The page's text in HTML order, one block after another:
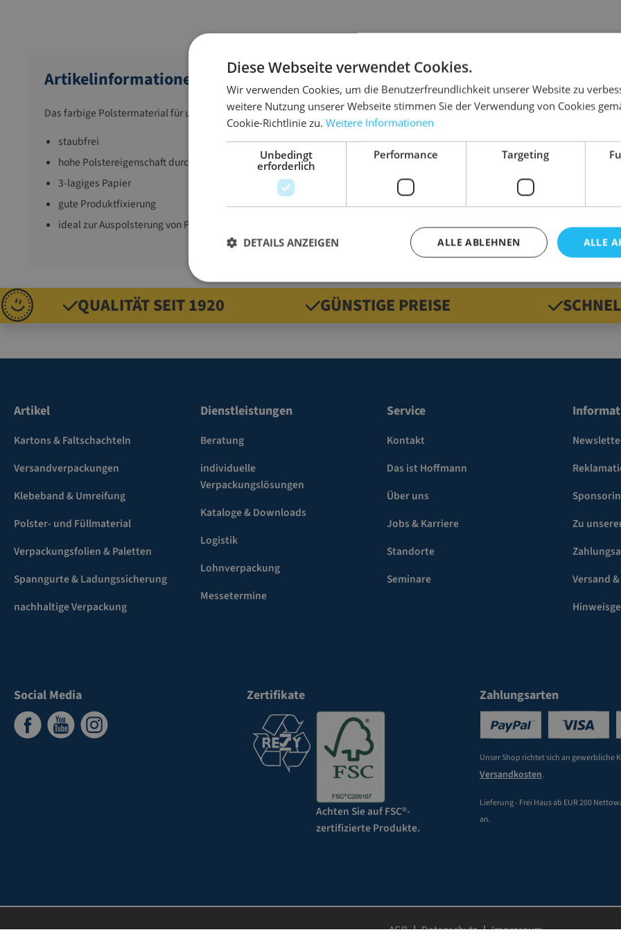
Artikelinformationen
Das farbige Polstermaterial für unzählige dekorative Möglichkeiten beim Versand und Verpacken.
staubfrei
hohe Polstereigenschaft durch zick-zack-Form
3-lagiges Papier
gute Produktfixierung
ideal zur Auspolsterung von Präsentkörben
Details
Ausführung
QUALITÄT SEIT 1920 GÜNSTIGE PREISE
Artikel
Kartons & Faltschachteln
Versandverpackungen
Klebeband & Umreifung
Polster- und Füllmaterial
Verpackungsfolien & Paletten
Spanngurte & Ladungssicherung
nachhaltige Verpackung
Dienstleistungen
Beratung
individuelle
Verpackungslösungen
Kataloge & Downloads
Logistik
Lohnverpackung
Messetermine
Service
Kontakt
Das ist Hoffmann
Über uns
Jobs & Karriere
Standorte
Seminare
Zu
Versand
Social Media Zertifikate
Achten Sie auf FSC®-
zertifizierte Produkte.
Zahlungsarten
Unser Shop richtet sich an gewerbliche
Versandkosten.
Lieferung - Frei Haus ab EUR 200
an.
AGB Datenschutz Impressum
Diese Webseite verwendet Cookies.
Wir verwenden Cookies, um die Benutzerfreundlichkeit unserer Website zu
weitere Nutzung unserer Webseite stimmen Sie der Verwendung von Cookies
Cookie-Richtlinie zu. Weitere Informationen
Unbedingt
erforderlich
Performance Targeting
ALLE
ALLE ABLEHNEN
DETAILS ANZEIGEN